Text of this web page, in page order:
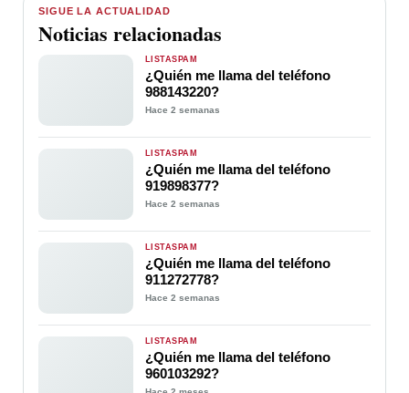
SIGUE LA ACTUALIDAD
Noticias relacionadas
LISTASPAM
¿Quién me llama del teléfono
988143220?
Hace 2 semanas
LISTASPAM
¿Quién me llama del teléfono
919898377?
Hace 2 semanas
LISTASPAM
¿Quién me llama del teléfono
911272778?
Hace 2 semanas
LISTASPAM
¿Quién me llama del teléfono
960103292?